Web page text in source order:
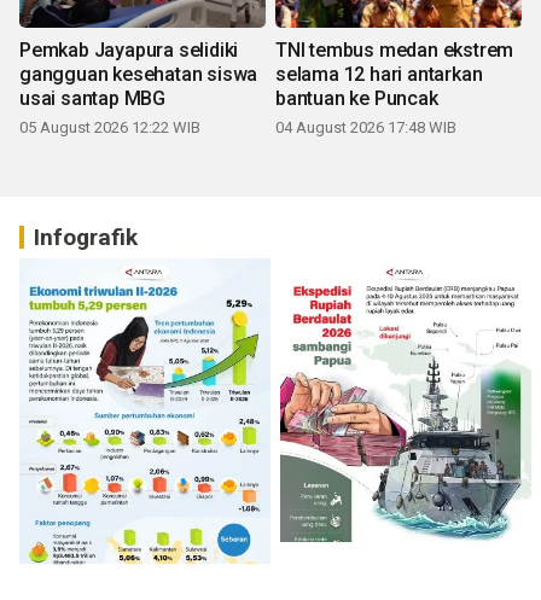
Pemkab Jayapura selidiki
gangguan kesehatan siswa
usai santap MBG
05 August 2026 12:22 WIB
TNI tembus medan ekstrem
selama 12 hari antarkan
bantuan ke Puncak
04 August 2026 17:48 WIB
Infografik